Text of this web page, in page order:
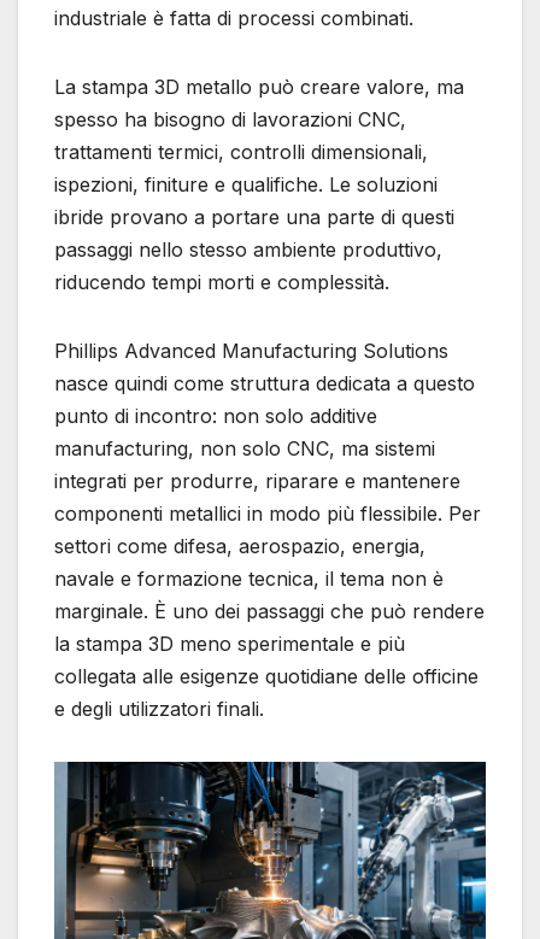
industriale è fatta di processi combinati.
La stampa 3D metallo può creare valore, ma
spesso ha bisogno di lavorazioni CNC,
trattamenti termici, controlli dimensionali,
ispezioni, finiture e qualifiche. Le soluzioni
ibride provano a portare una parte di questi
passaggi nello stesso ambiente produttivo,
riducendo tempi morti e complessità.
Phillips Advanced Manufacturing Solutions
nasce quindi come struttura dedicata a questo
punto di incontro: non solo additive
manufacturing, non solo CNC, ma sistemi
integrati per produrre, riparare e mantenere
componenti metallici in modo più flessibile. Per
settori come difesa, aerospazio, energia,
navale e formazione tecnica, il tema non è
marginale. È uno dei passaggi che può rendere
la stampa 3D meno sperimentale e più
collegata alle esigenze quotidiane delle officine
e degli utilizzatori finali.